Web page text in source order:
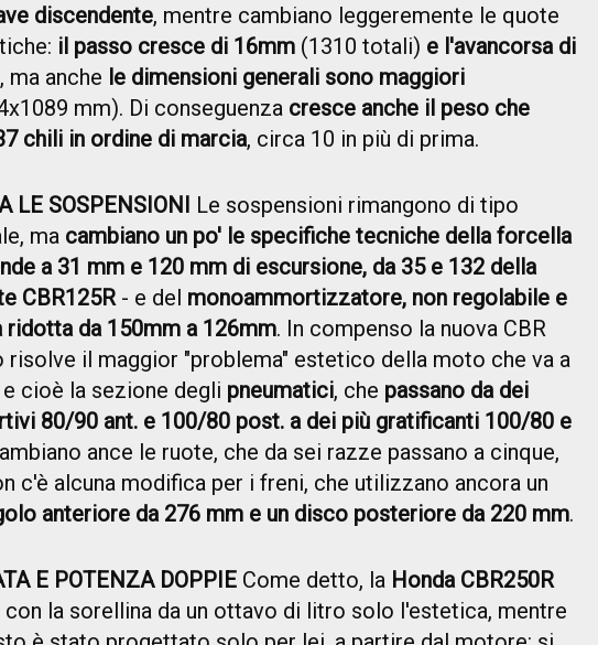
discendente, mentre cambiano leggeremente le quote
il passo cresce di 16mm (1310 totali) e l'avancorsa di
ma anche le dimensioni generali sono maggiori
mm). Di conseguenza cresce anche il peso che
chili in ordine di marcia, circa 10 in più di prima.
LE SOSPENSIONI Le sospensioni rimangono di tipo
ma cambiano un po' le specifiche tecniche della forcella
a 31 mm e 120 mm di escursione, da 35 e 132 della
CBR125R- e del monoammortizzatore, non regolabile e
ridotta da 150mm a 126mm. In compenso la nuova CBR
risolve il maggior "problema" estetico della moto che va a
cioè la sezione degli pneumatici, che passano da dei
80/90 ant. e 100/80 post. a dei più gratificanti 100/80 e
ance le ruote, che da sei razze passano a cinque,
c'è alcuna modifica per i freni, che utilizzano ancora un
anteriore da 276 mm e un disco posteriore da 220 mm.
E POTENZA DOPPIE Come detto, la Honda CBR250R
la sorellina da un ottavo di litro solo l'estetica, mentre